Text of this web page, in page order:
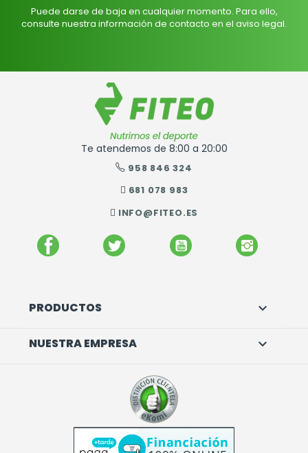
Puede darse de baja en cualquier momento. Para ello,
consulte nuestra información de contacto en el aviso legal.
Te atendemos de 8:00 a 20:00
958 846 324
681 078 983
INFO@FITEO.ES
FACEBOOK TWITTER YOUTUBE
PRODUCTOS 
NUESTRA EMPRESA 